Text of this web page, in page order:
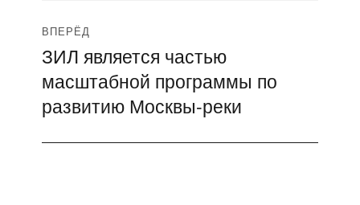
ВПЕРЁД
Следующая
запись:
ЗИЛ является частью
масштабной программы по
развитию Москвы-реки